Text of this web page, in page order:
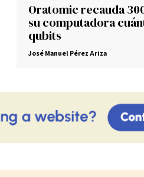
Oratomic recauda
su computadora
qubits
José Manuel Pérez Ariza